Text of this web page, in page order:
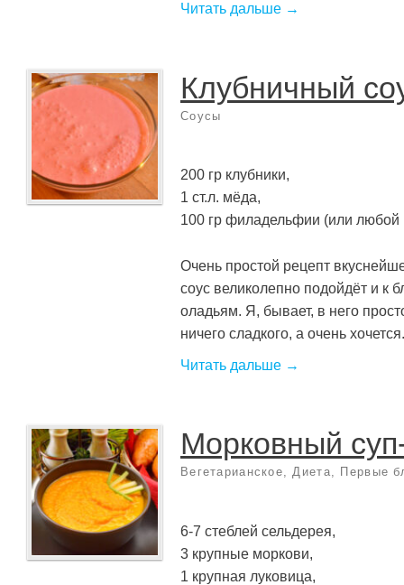
Читать дальше →
Клубничный
Соусы
200 гр клубники,
1 ст.л. мёда,
100 гр филадельфии (или любой
Очень простой рецепт
соус великолепно подойдёт и к
оладьям. Я, бывает, в него
ничего сладкого, а очень
Читать дальше →
Морковный
Вегетарианское,Диета, Первые
6-7 стеблей сельдерея,
3 крупные моркови,
1 крупная луковица,